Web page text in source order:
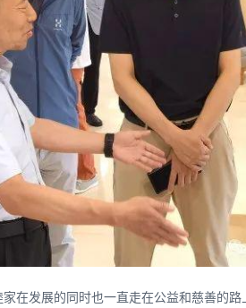
在发展的同时也一直走在公益和慈善的路